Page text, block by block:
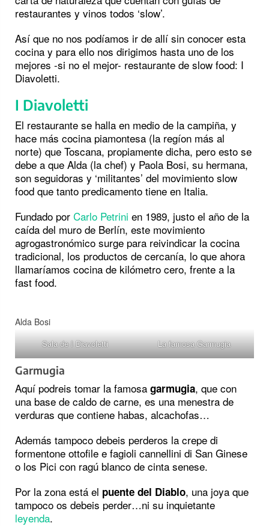
restaurantes y vinos todos ‘slow’.
Así que no nos podíamos ir de allí sin conocer esta
cocina y para ello nos dirigimos hasta uno de los
mejores -si no el mejor- restaurante de slow food: I
Diavoletti.
I Diavoletti
El restaurante se halla en medio de la campiña, y
hace más cocina piamontesa (la regíon más al
norte) que Toscana, propiamente dicha, pero esto se
debe a que Alda (la chef) y Paola Bosi, su hermana,
son seguidoras y ‘militantes’ del movimiento slow
food que tanto predicamento tiene en Italia.
Fundado por Carlo Petrini en 1989, justo el año de la
caída del muro de Berlín, este movimiento
agrogastronómico surge para reivindicar la cocina
tradicional, los productos de cercanía, lo que ahora
llamaríamos cocina de kilómetro cero, frente a la
fast food.
Alda Bosi
Sala de I Diavoletti La famosa Garmugia
Garmugia
Aquí podreis tomar la famosa garmugia, que con
una base de caldo de carne, es una menestra de
verduras que contiene habas, alcachofas…
Además tampoco debeis perderos la crepe di
formentone ottofile e fagioli cannellini di San Ginese
o los Pici con ragú blanco de cinta senese.
Por la zona está el puente del Diablo, una joya que
tampoco os debeis perder…ni su inquietante
leyenda.